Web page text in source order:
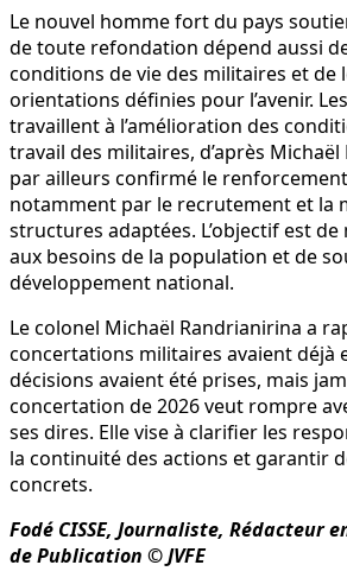
Le nouvel homme fort du pays
de toute refondation dépend aussi
conditions de vie des militaires et de
orientations définies pour l’avenir.
travaillent à l’amélioration des
travail des militaires, d’après
par ailleurs confirmé le
notamment par le recrutement et la
structures adaptées. L’objectif est
aux besoins de la population et de
développement national.
Le colonel Michaël Randrianirina a
concertations militaires avaient déjà
décisions avaient été prises, mais
concertation de 2026 veut rompre
ses dires. Elle vise à clarifier les
la continuité des actions et garantir
concrets.
Fodé CISSE, Journaliste, Rédacteur
de Publication © JVFE